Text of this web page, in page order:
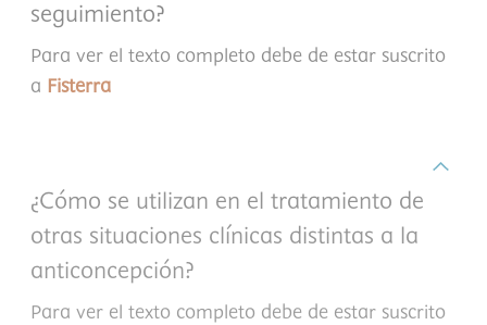
seguimiento?
Para ver el texto completo debe de estar suscrito
a Fisterra
¿Cómo se utilizan en el tratamiento de
otras situaciones clínicas distintas a la
anticoncepción?
Para ver el texto completo debe de estar suscrito